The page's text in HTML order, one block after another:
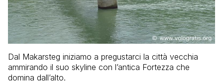
Dal Makarsteg iniziamo a pregustarci la città vecchia
ammirando il suo skyline con l’antica Fortezza che
domina dall’alto.